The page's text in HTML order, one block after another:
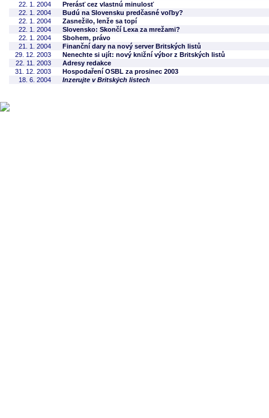
22. 1. 2004
Prerásť cez vlastnú minulosť
22. 1. 2004
Budú na Slovensku predčasné voľby?
22. 1. 2004
Zasnežilo, lenže sa topí
22. 1. 2004
Slovensko: Skončí Lexa za mrežami?
22. 1. 2004
Sbohem, právo
21. 1. 2004
Finanční dary na nový server Britských listů
29. 12. 2003
Nenechte si ujít: nový knižní výbor z Britských listů
22. 11. 2003
Adresy redakce
31. 12. 2003
Hospodaření OSBL za prosinec 2003
18. 6. 2004
Inzerujte v Britských listech